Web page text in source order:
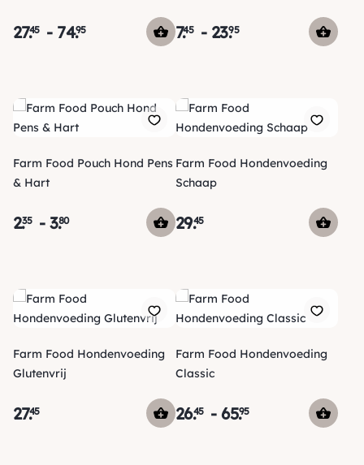
27.45 - 74.95 7.45 - 23.95
Farm Food Pouch Hond Pens
& Hart
2.35 - 3.80
Farm Food Hondenvoeding
Schaap
29.45
Farm Food Hondenvoeding
Glutenvrij
27.45
Farm Food Hondenvoeding
Classic
26.45 -65.95